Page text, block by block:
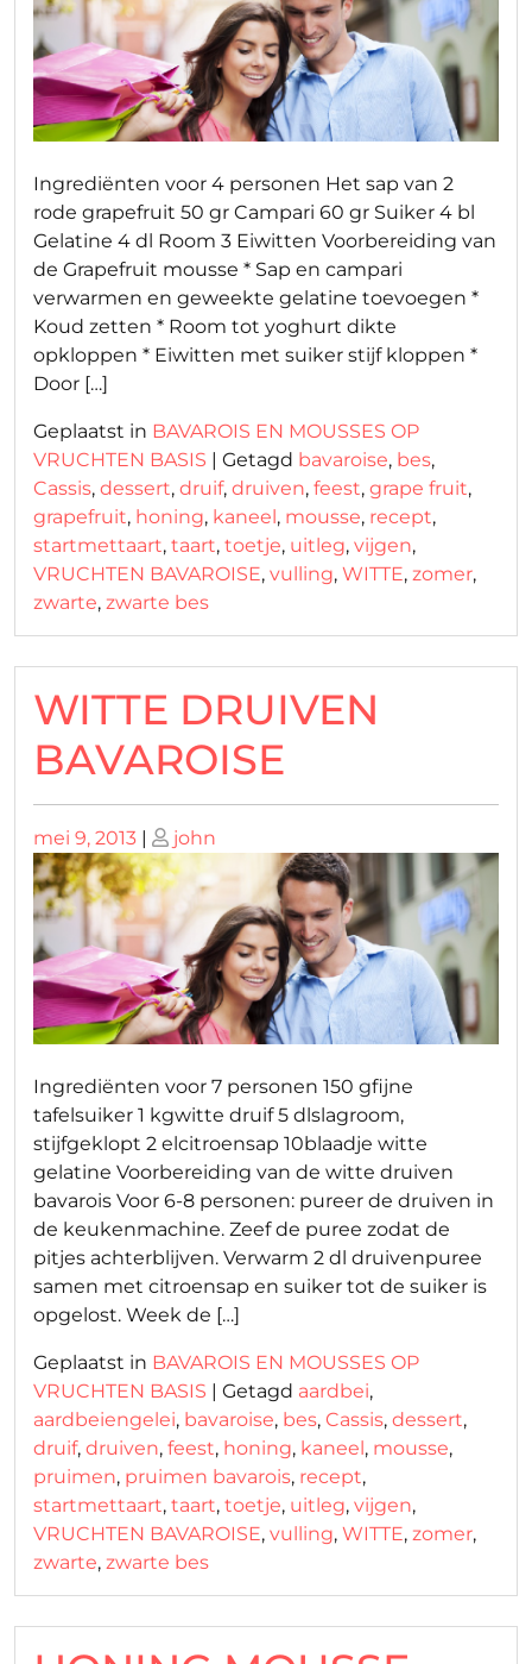
Ingrediënten voor 4 personen Het sap van 2
rode grapefruit 50 gr Campari 60 gr Suiker 4 bl
Gelatine 4 dl Room 3 Eiwitten Voorbereiding van
de Grapefruit mousse * Sap en campari
verwarmen en geweekte gelatine toevoegen *
Koud zetten * Room tot yoghurt dikte
opkloppen * Eiwitten met suiker stijf kloppen *
Door […]
Geplaatst in BAVAROIS EN MOUSSES OP
VRUCHTEN BASIS | Getagd bavaroise, bes,
Cassis, dessert, druif, druiven, feest, grape fruit,
grapefruit, honing, kaneel, mousse, recept,
startmettaart, taart, toetje, uitleg, vijgen,
VRUCHTEN BAVAROISE, vulling, WITTE, zomer,
zwarte, zwarte bes
WITTE DRUIVEN
BAVAROISE
Geplaatst
op
mei 9, 2013 | Geplaatst
op
john
Ingrediënten voor 7 personen 150 gfijne
tafelsuiker 1 kgwitte druif 5 dlslagroom,
stijfgeklopt 2 elcitroensap 10blaadje witte
gelatine Voorbereiding van de witte druiven
bavarois Voor 6-8 personen: pureer de druiven in
de keukenmachine. Zeef de puree zodat de
pitjes achterblijven. Verwarm 2 dl druivenpuree
samen met citroensap en suiker tot de suiker is
opgelost. Week de […]
Geplaatst in BAVAROIS EN MOUSSES OP
VRUCHTEN BASIS | Getagd aardbei,
aardbeiengelei, bavaroise, bes, Cassis, dessert,
druif, druiven, feest, honing, kaneel , mousse,
pruimen, pruimen bavarois, recept,
startmettaart, taart, toetje, uitleg, vijgen,
VRUCHTEN BAVAROISE, vulling, WITTE, zomer,
zwarte, zwarte bes